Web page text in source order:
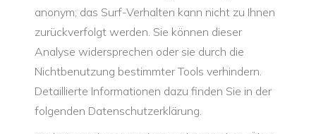
anonym; das Surf-Verhalten kann nicht zu Ihnen
zurückverfolgt werden. Sie können dieser
Analyse widersprechen oder sie durch die
Nichtbenutzung bestimmter Tools verhindern.
Detaillierte Informationen dazu finden Sie in der
folgenden Datenschutzerklärung.